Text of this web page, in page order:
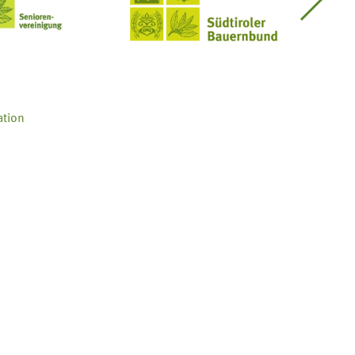
Seniorenvereinigung im SBB Südtiroler Bauernbund